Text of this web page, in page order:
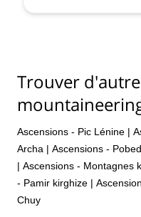
N'hésitez pas à me
Trouver
Ascensions - Pic Lénine |
Archa | Ascensions -
| Ascensions - Montagnes
- Pamir kirghize |
Chuy